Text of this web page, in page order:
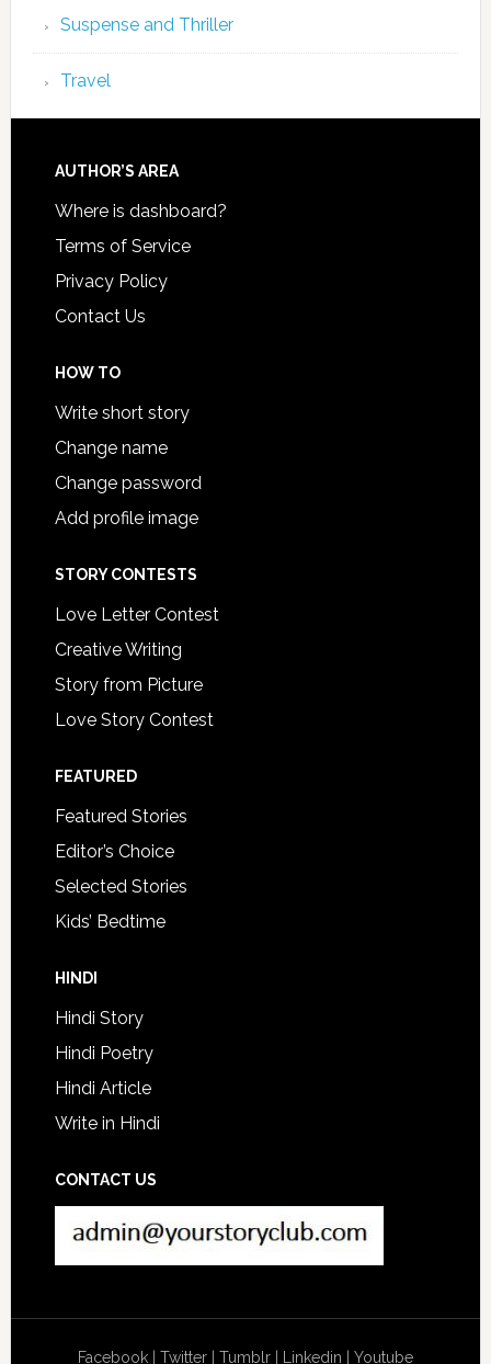
Suspense and Thriller
Travel
AUTHOR’S AREA
Where is dashboard?
Terms of Service
Privacy Policy
Contact Us
HOW TO
Write short story
Change name
Change password
Add profile image
STORY CONTESTS
Love Letter Contest
Creative Writing
Story from Picture
Love Story Contest
FEATURED
Featured Stories
Editor’s Choice
Selected Stories
Kids’ Bedtime
HINDI
Hindi Story
Hindi Poetry
Hindi Article
Write in Hindi
CONTACT US
Facebook| Twitter| Tumblr| Linkedin Youtube